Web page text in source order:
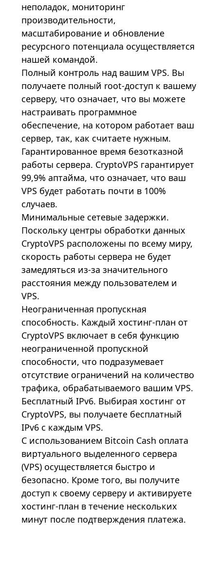
неполадок, мониторинг
производительности,
масштабирование и обновление
ресурсного потенциала осуществляется
нашей командой.
Полный контроль над вашим VPS. Вы
получаете полный root-доступ к вашему
серверу, что означает, что вы можете
настраивать программное
обеспечение, на котором работает ваш
сервер, так, как считаете нужным.
Гарантированное время безотказной
работы сервера. CryptoVPS гарантирует
99,9% аптайма, что означает, что ваш
VPS будет работать почти в 100%
случаев.
Минимальные сетевые задержки.
Поскольку центры обработки данных
CryptoVPS расположены по всему миру,
скорость работы сервера не будет
замедляться из-за значительного
расстояния между пользователем и
VPS.
Неограниченная пропускная
способность. Каждый хостинг-план от
CryptoVPS включает в себя функцию
неограниченной пропускной
способности, что подразумевает
отсутствие ограничений на количество
трафика, обрабатываемого вашим VPS.
Бесплатный IPv6. Выбирая хостинг от
CryptoVPS, вы получаете бесплатный
IPv6 с каждым VPS.
С использованием Bitcoin Cash оплата
виртуального выделенного сервера
(VPS) осуществляется быстро и
безопасно. Кроме того, вы получите
доступ к своему серверу и активируете
хостинг-план в течение нескольких
минут после подтверждения платежа.